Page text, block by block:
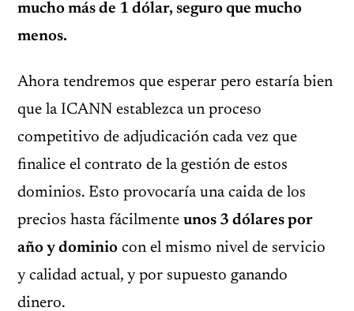
mucho más de 1 dólar, seguro que mucho
menos.
Ahora tendremos que esperar pero estaría bien
que la ICANN establezca un proceso
competitivo de adjudicación cada vez que
finalice el contrato de la gestión de estos
dominios. Esto provocaría una caida de los
precios hasta fácilmente unos 3 dólares por
año y dominio con el mismo nivel de servicio
y calidad actual, y por supuesto ganando
dinero.